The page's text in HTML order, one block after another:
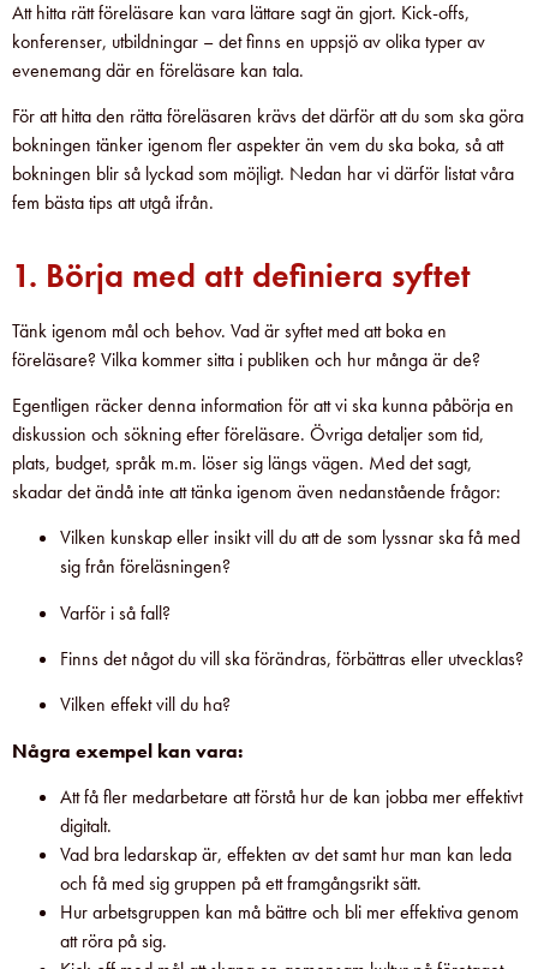
Att hitta rätt föreläsare kan vara lättare sagt än gjort. Kick-offs,
konferenser, utbildningar – det finns en uppsjö av olika typer av
evenemang där en föreläsare kan tala.
För att hitta den rätta föreläsaren krävs det därför att du som ska göra
bokningen tänker igenom fler aspekter än vem du ska boka, så att
bokningen blir så lyckad som möjligt. Nedan har vi därför listat våra
fem bästa tips att utgå ifrån.
1. Börja med att definiera syftet
Tänk igenom mål och behov. Vad är syftet med att boka en
föreläsare? Vilka kommer sitta i publiken och hur många är de?
Egentligen räcker denna information för att vi ska kunna påbörja en
diskussion och sökning efter föreläsare. Övriga detaljer som tid,
plats, budget, språk m.m. löser sig längs vägen. Med det sagt,
skadar det ändå inte att tänka igenom även nedanstående frågor:
Vilken kunskap eller insikt vill du att de som lyssnar ska få med
sig från föreläsningen?
Varför i så fall?
Finns det något du vill ska förändras, förbättras eller utvecklas?
Vilken effekt vill du ha?
Några exempel kan vara:
Att få fler medarbetare att förstå hur de kan jobba mer effektivt
digitalt.
Vad bra ledarskap är, effekten av det samt hur man kan leda
och få med sig gruppen på ett framgångsrikt sätt.
Hur arbetsgruppen kan må bättre och bli mer effektiva genom
att röra på sig.